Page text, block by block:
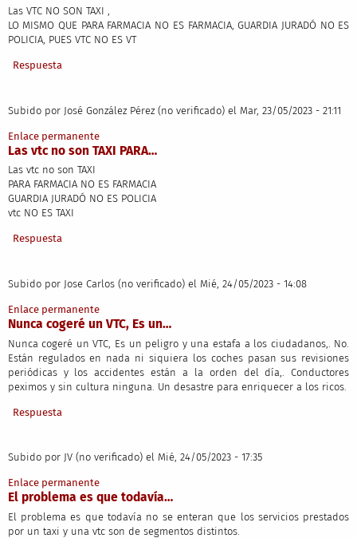
Las VTC NO SON TAXI ,
LO MISMO QUE PARA FARMACIA NO ES FARMACIA, GUARDIA JURADÓ NO ES
POLICIA, PUES VTC NO ES VT
Respuesta
Subido por José González Pérez (no verificado) el Mar, 23/05/2023 - 21:11
Enlace permanente
Las vtc no son TAXI PARA…
Las vtc no son TAXI
PARA FARMACIA NO ES FARMACIA
GUARDIA JURADÓ NO ES POLICIA
vtc NO ES TAXI
Respuesta
Subido por Jose Carlos (no verificado) el Mié, 24/05/2023 - 14:08
Enlace permanente
Nunca cogeré un VTC, Es un…
Nunca cogeré un VTC, Es un peligro y una estafa a los ciudadanos,. No.
Están regulados en nada ni siquiera los coches pasan sus revisiones
periódicas y los accidentes están a la orden del día,. Conductores
peximos y sin cultura ninguna. Un desastre para enriquecer a los ricos.
Respuesta
Subido por JV (no verificado) el Mié, 24/05/2023 - 17:35
Enlace permanente
El problema es que todavía…
El problema es que todavía no se enteran que los servicios prestados
por un taxi y una vtc son de segmentos distintos.